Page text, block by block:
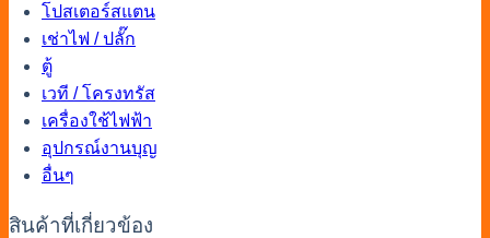
โปสเตอร์สแตน
เช่าไฟ / ปลั๊ก
ตู้
เวที / โครงทรัส
เครื่องใช้ไฟฟ้า
อุปกรณ์งานบุญ
อื่นๆ
สินค้าที่เกี่ยวข้อง